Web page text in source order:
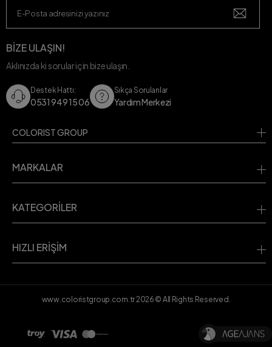
BİZE ULAŞIN!
Aklınızda ki sorular için bize ulaşın.
Destek Hattı:
0531 949 15 06
Sıkça Sorulanlar
Yardım Merkezi
COLORIST GROUP
MARKALAR
KATEGORİLER
HIZLI ERİŞİM
www.coloristgroup.com.tr2026 © All Rights Reserved.